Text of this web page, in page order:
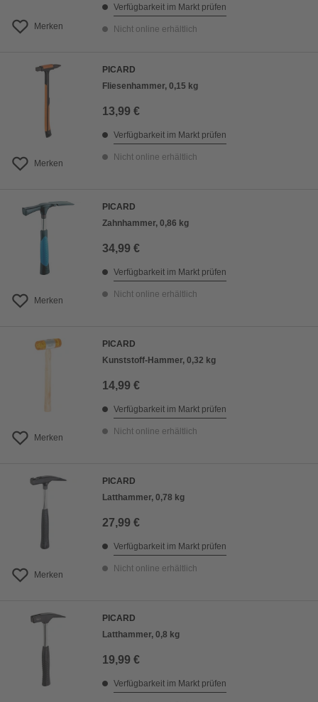
Merken
Verfügbarkeit im Markt prüfen
Nicht online erhältlich
Merken
PICARD
Fliesenhammer, 0,15 kg
13,99 €
Verfügbarkeit im Markt prüfen
Nicht online erhältlich
Merken
PICARD
Zahnhammer, 0,86 kg
34,99 €
Verfügbarkeit im Markt prüfen
Nicht online erhältlich
Merken
PICARD
Kunststoff-Hammer, 0,32 kg
14,99 €
Verfügbarkeit im Markt prüfen
Nicht online erhältlich
Merken
PICARD
Latthammer, 0,78 kg
27,99 €
Verfügbarkeit im Markt prüfen
Nicht online erhältlich
PICARD
Latthammer, 0,8 kg
19,99 €
Verfügbarkeit im Markt prüfen